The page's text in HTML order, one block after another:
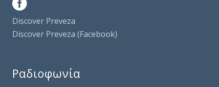
Discover Preveza
Discover Preveza (Facebook)
Ραδιοφωνία